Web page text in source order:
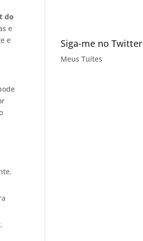
do
e
e
Siga-me no Twitter
Meus Tuítes